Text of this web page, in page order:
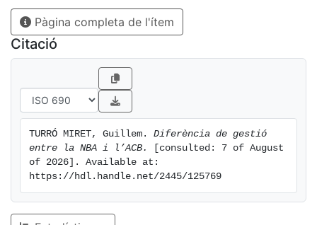
Pàgina completa de l'ítem
Citació
TURRÓ MIRET, Guillem. Diferència de gestió
entre la NBA i l’ACB.
[consulted: 7 of August
of 2026]. Available at:
https://hdl.handle.net/2445/125769